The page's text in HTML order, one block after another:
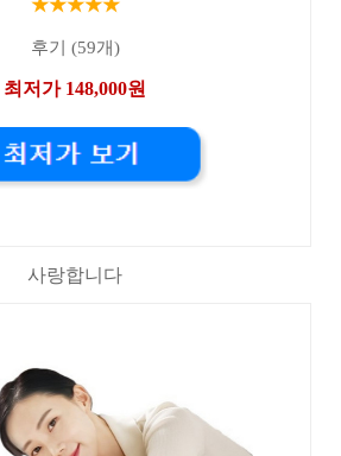
★★★★★
후기 (59개)
최저가 148,000원
사랑합니다